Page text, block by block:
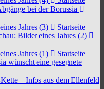
bei der Borussia
Jahres (3)
Startseite
Bilder eines Jahres (2)
Jahres (1)
Startseite
wünscht eine gesegnete
– Infos aus dem Ellenfeld